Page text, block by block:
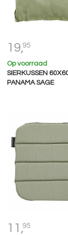
19,95
Op voorraad
SIERKUSSEN
PANAMA SAGE
11,95